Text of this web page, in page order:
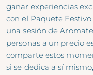
ganar experiencias
con el Paquete
una sesión de
personas a un precio
comparte estos
si se dedica a sí